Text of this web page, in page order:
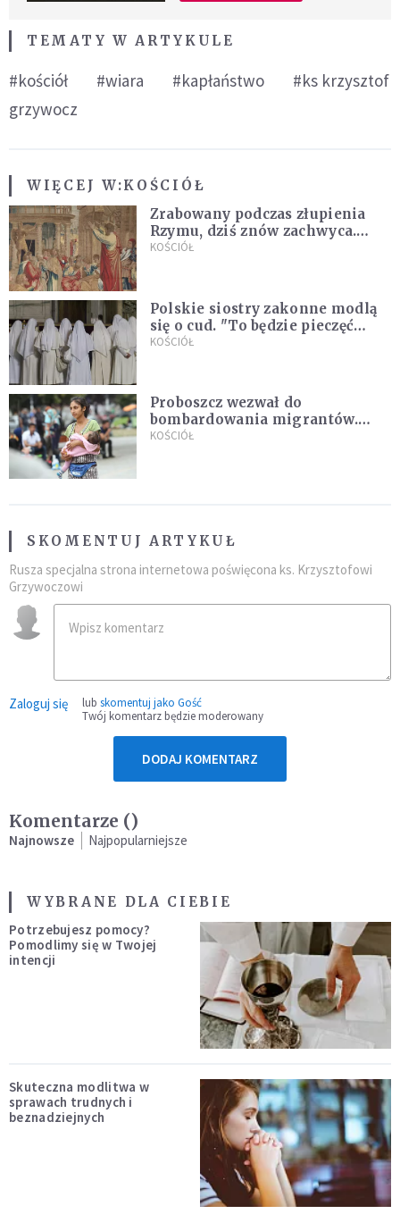
TEMATY W ARTYKULE
#kościół #wiara #kapłaństwo
#ks krzysztof
grzywocz
WIĘCEJ W:KOŚCIÓŁ
Zrabowany podczas złupienia
Rzymu, dziś znów zachwyca.
Wyjątkowy arras w Castel
KOŚCIÓŁ
Polskie siostry zakonne modlą
się o cud. "To będzie pieczęć
Pana Boga dla naszej wiary"
KOŚCIÓŁ
Proboszcz wezwał do
bombardowania migrantów.
"Masowy ogień przeciwko
KOŚCIÓŁ
SKOMENTUJ ARTYKUŁ
Rusza specjalna strona internetowa poświęcona ks. Krzysztofowi
Grzywoczowi
Zaloguj się lub skomentuj jako Gość
Twój komentarz będzie moderowany
DODAJ KOMENTARZ
Komentarze ()
Najnowsze Najpopularniejsze
WYBRANE DLA CIEBIE
Potrzebujesz pomocy?
Pomodlimy się w Twojej
intencji
Skuteczna modlitwa w
sprawach trudnych i
beznadziejnych